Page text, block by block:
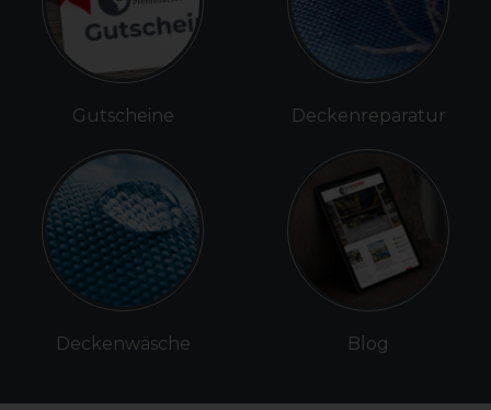
Gutscheine
Deckenwäsche
Deckenreparatur
Blog